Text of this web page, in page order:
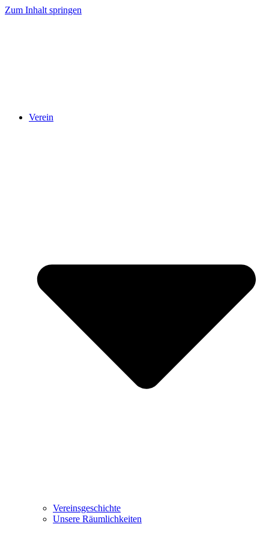
Zum Inhalt springen
Verein
Vereinsgeschichte
Unsere Räumlichkeiten